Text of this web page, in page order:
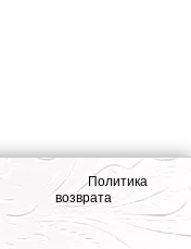
Политика
возврата